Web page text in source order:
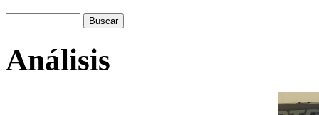
Análisis